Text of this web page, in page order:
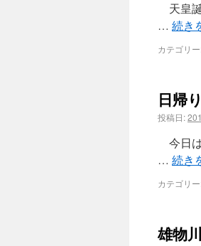
天皇
… 続き
カテゴリ
日帰
投稿日:
今日
… 続き
カテゴリ
雄物